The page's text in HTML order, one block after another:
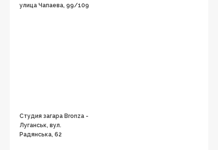
улица Чапаева, 99/109
Студия загара Bronza -
Луганськ, вул.
Радянська, 62